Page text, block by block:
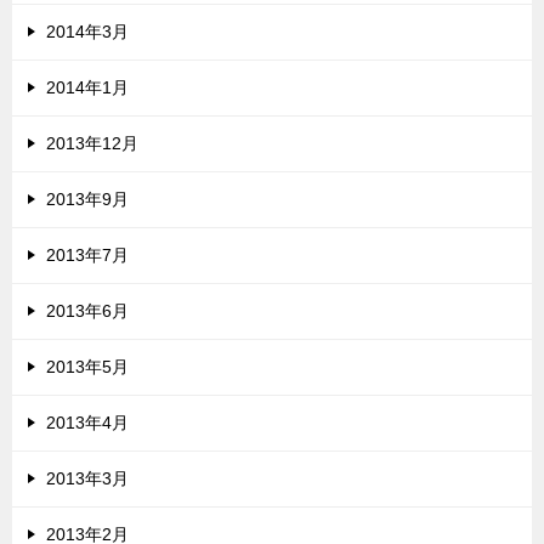
2014年3月
2014年1月
2013年12月
2013年9月
2013年7月
2013年6月
2013年5月
2013年4月
2013年3月
2013年2月